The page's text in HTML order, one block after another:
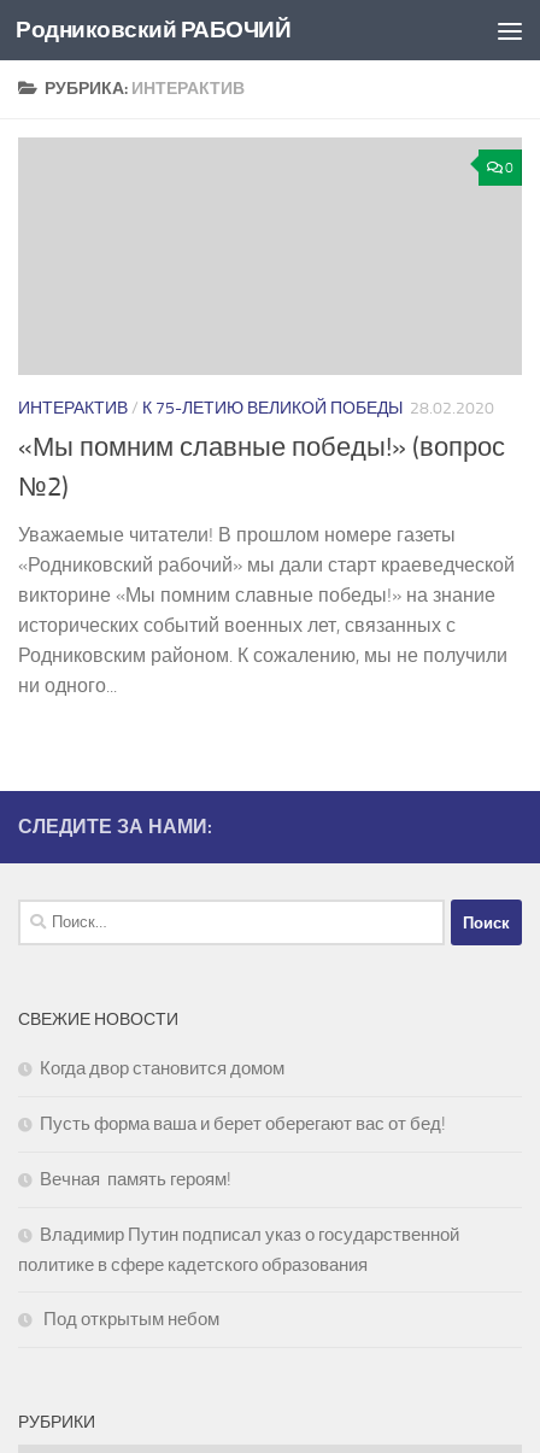
Перейти к содержимому
Родниковский РАБОЧИЙ
РУБРИКА: ИНТЕРАКТИВ
0
ИНТЕРАКТИВ/ К 75-ЛЕТИЮ ВЕЛИКОЙ ПОБЕДЫ 28.02.2020
«Мы помним славные победы!» (вопрос
№2)
Уважаемые читатели! В прошлом номере газеты
«Родниковский рабочий» мы дали старт краеведческой
викторине «Мы помним славные победы!» на знание
исторических событий военных лет, связанных с
Родниковским районом. К сожалению, мы не получили
ни одного...
СЛЕДИТЕ ЗА НАМИ:
Найти:
СВЕЖИЕ НОВОСТИ
Когда двор становится домом
Пусть форма ваша и берет оберегают вас от бед!
Вечная память героям!
Владимир Путин подписал указ о государственной
политике в сфере кадетского образования
Под открытым небом
РУБРИКИ